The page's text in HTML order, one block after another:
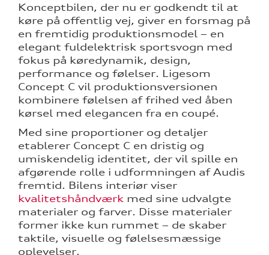
Konceptbilen, der nu er godkendt til at
køre på offentlig vej, giver en forsmag på
en fremtidig produktionsmodel – en
elegant fuldelektrisk sportsvogn med
fokus på køredynamik, design,
performance og følelser. Ligesom
Concept C vil produktionsversionen
kombinere følelsen af frihed ved åben
kørsel med elegancen fra en coupé.
Med sine proportioner og detaljer
etablerer Concept C en dristig og
umiskendelig identitet, der vil spille en
afgørende rolle i udformningen af Audis
fremtid. Bilens interiør viser
kvalitetshåndværk med sine udvalgte
materialer og farver. Disse materialer
former ikke kun rummet – de skaber
taktile, visuelle og følelsesmæssige
oplevelser.